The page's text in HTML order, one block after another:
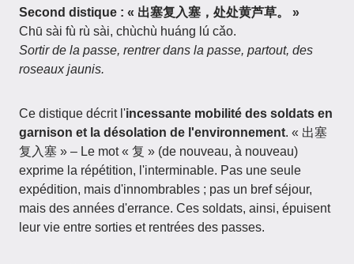
Second distique : « 出塞复入塞，处处黄芦草。 »
Chū sài fù rù sài, chùchù huáng lú cǎo.
Sortir de la passe, rentrer dans la passe, partout, des
roseaux jaunis.
Ce distique décrit l'incessante mobilité des soldats en
garnison et la désolation de l'environnement. « 出塞
复入塞 » – Le mot « 复 » (de nouveau, à nouveau)
exprime la répétition, l'interminable. Pas une seule
expédition, mais d'innombrables ; pas un bref séjour,
mais des années d'errance. Ces soldats, ainsi, épuisent
leur vie entre sorties et rentrées des passes.